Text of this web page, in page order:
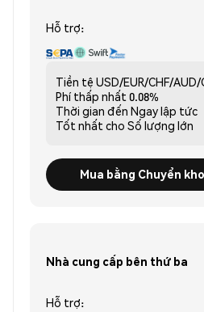
Hỗ trợ:
Tiền tệ USD/EUR/CHF/AUD/
Phí thấp nhất 0.08%
Thời gian đến Ngay lập tức
Tốt nhất cho Số lượng lớn
Mua bằng Chuyển
Nhà cung cấp bên thứ ba
Hỗ trợ: